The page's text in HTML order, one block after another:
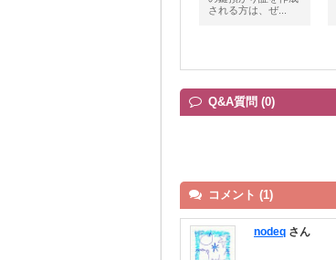
される方は、ぜ...
Q&A質問 (0)
コメント (1)
nodeq さん